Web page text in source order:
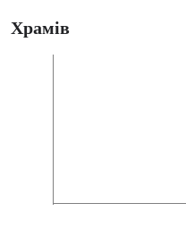
Храмів